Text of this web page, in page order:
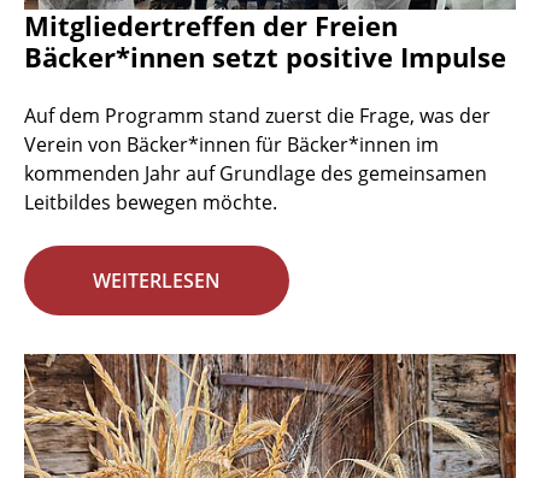
Mitgliedertreffen der Freien
Bäcker*innen setzt positive Impulse
Auf dem Programm stand zuerst die Frage, was der
Verein von Bäcker*innen für Bäcker*innen im
kommenden Jahr auf Grundlage des gemeinsamen
Leitbildes bewegen möchte.
WEITERLESEN